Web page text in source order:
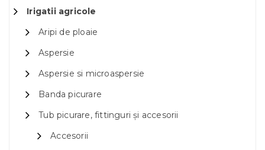
Irigatii agricole
Aripi de ploaie
Aspersie
Aspersie si microaspersie
Banda picurare
Tub picurare, fittinguri și accesorii
Accesorii